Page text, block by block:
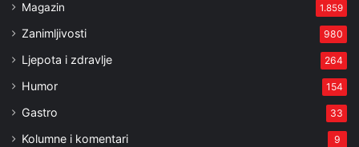
Magazin 1.859
Zanimljivosti 980
Ljepota i zdravlje 264
Humor 154
Gastro 33
Kolumne i komentari 9